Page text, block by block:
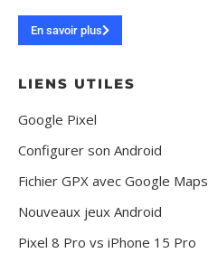
En savoir plus
LIENS UTILES
Google Pixel
Configurer son Android
Fichier GPX avec Google Maps
Nouveaux jeux Android
Pixel 8 Pro vs iPhone 15 Pro